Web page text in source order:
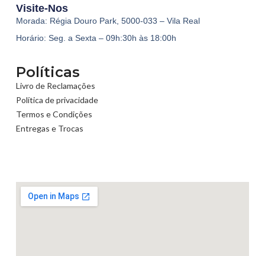
Visite-Nos
Morada: Régia Douro Park, 5000-033 – Vila Real
Horário: Seg. a Sexta – 09h:30h às 18:00h
Políticas
Livro de Reclamações
Política de privacidade
Termos e Condições
Entregas e Trocas